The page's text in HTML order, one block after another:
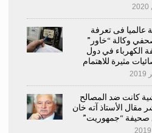
عالميا فى تعرفة
وكالة “خاور”
الكهرباء في دول
مثيرة للاهتمام
كانت ضد المصالح
مقال الأستاذ آته خان
صحيفة “جمهوريت”